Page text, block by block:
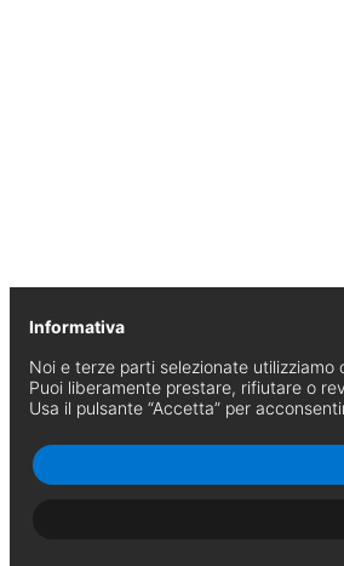
Informativa
Noi e terze parti selezionate
Puoi liberamente prestare, rifiutare o
Usa il pulsante “Accetta” per